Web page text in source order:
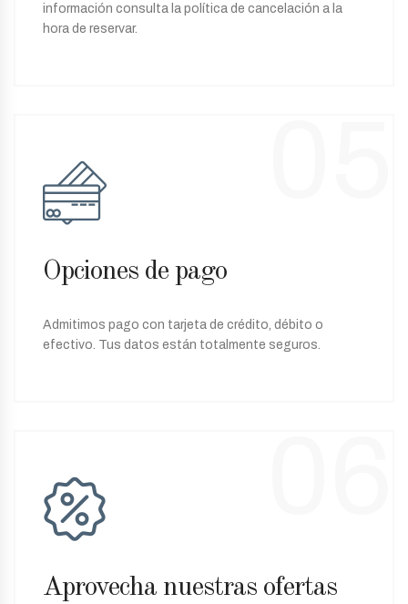
información consulta la política de cancelación a la
hora de reservar.
Opciones de pago
Admitimos pago con tarjeta de crédito, débito o
efectivo. Tus datos están totalmente seguros.
Aprovecha nuestras ofertas